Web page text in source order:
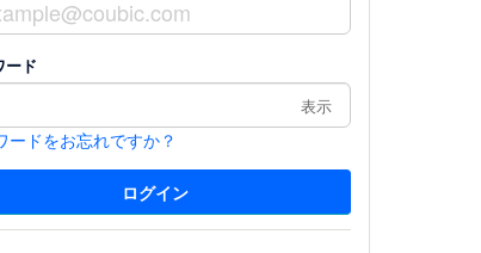
ード
表示
ードをお忘れですか？